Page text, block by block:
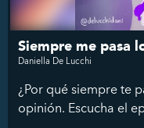
Siempre me pasa
Daniella De Lucchi
¿Por qué siempre te
opinión. Escucha el